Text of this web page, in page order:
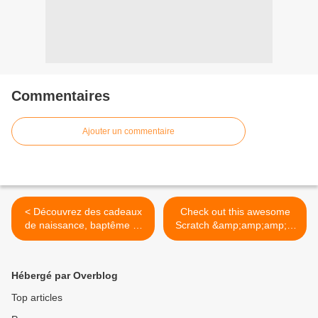
Commentaires
Ajouter un commentaire
< Découvrez des cadeaux
de naissance, baptême et
anniversaire pour jumeaux.
Check out this awesome
Scratch &amp;amp;amp;...
>
Hébergé par Overblog
Top articles